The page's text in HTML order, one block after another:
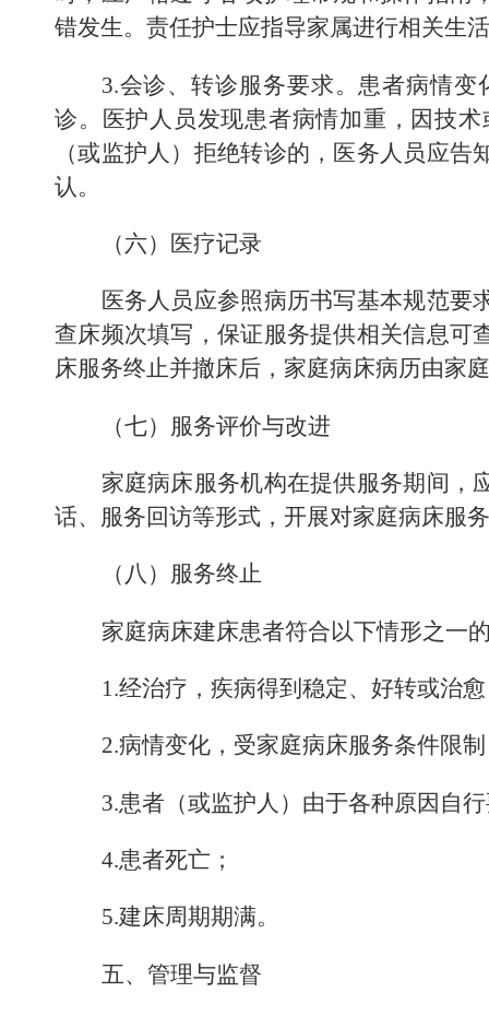
错发生。责任护士应指导家属进行相关生
3.会诊、转诊服务要求。患者病情
诊。医护人员发现患者病情加重，因技
（或监护人 ） 拒绝转诊的，医务人员应告
认。
（六）医疗记录
医务人员应参照病历书写基本规范要
查床频次填写 ，保证服务提供相关信息
床服务终止并撤床后，家庭病床病历由家
（七）服务评价与改进
家庭病床服务机构在提供服务期间，
话、服务回访等形式 ， 开展对家庭病床服
（八）服务终止
家庭病床建床患者符合以下情形之一
1.经治疗，疾病得到稳定、好转或治
2.病情变化，受家庭病床服务条件限
3.患者（或监护人 ） 由于各种原因自
4.患者死亡；
5.建床周期期满。
五、管理与监督